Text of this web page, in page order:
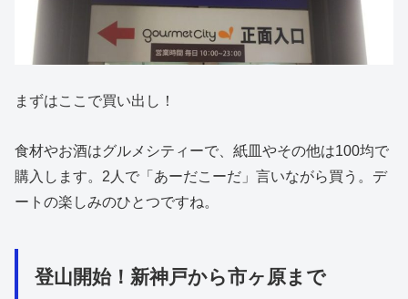
まずはここで買い出し！
食材やお酒はグルメシティーで、紙皿やその他は100均で
購入します。2人で「あーだこーだ」言いながら買う。デ
ートの楽しみのひとつですね。
登山開始！新神戸から市ヶ原まで